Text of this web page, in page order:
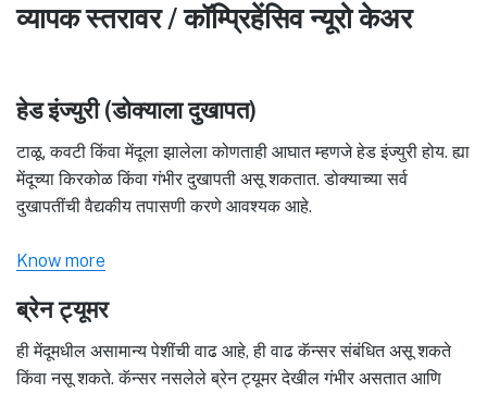
व्यापक स्तरावर / कॉम्प्रिहेंसिव न्यूरो केअर
हेड इंज्युरी (डोक्याला दुखापत)
टाळू, कवटी किंवा मेंदूला झालेला कोणताही आघात म्हणजे हेड इंज्युरी होय. ह्या
मेंदूच्या किरकोळ किंवा गंभीर दुखापती असू शकतात. डोक्याच्या सर्व
दुखापतींची वैद्यकीय तपासणी करणे आवश्यक आहे.
Know more
ब्रेन ट्यूमर
ही मेंदूमधील असामान्य पेशींची वाढ आहे, ही वाढ कॅन्सर संबंधित असू शकते
किंवा नसू शकते. कॅन्सर नसलेले ब्रेन ट्यूमर देखील गंभीर असतात आणि